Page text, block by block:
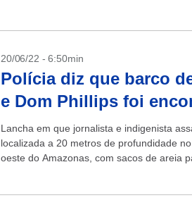
20/06/22 - 6:50min
Polícia diz que barco
e Dom Phillips foi
Lancha em que jornalista e indigenista
localizada a 20 metros de profundidade
oeste do Amazonas, com sacos de areia